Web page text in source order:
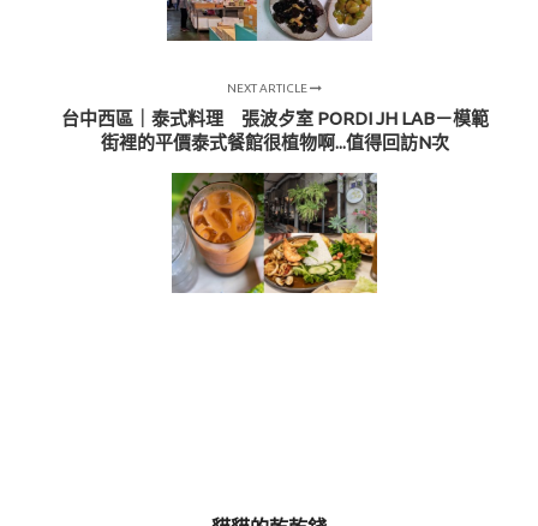
NEXT ARTICLE
台中西區｜泰式料理 張波歺室 PORDI JH LAB－模範
街裡的平價泰式餐館很植物啊...值得回訪N次